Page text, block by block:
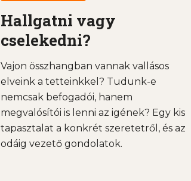
Hallgatni vagy
cselekedni?
Vajon összhangban vannak vallásos
elveink a tetteinkkel? Tudunk-e
nemcsak befogadói, hanem
megvalósítói is lenni az igének? Egy kis
tapasztalat a konkrét szeretetről, és az
odáig vezető gondolatok.